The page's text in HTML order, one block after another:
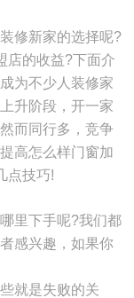
修新家的选择呢?
店的收益?下面介
为不少人装修家
升阶段，开一家
而同行多，竞争
高怎么样门窗加
点技巧!
里下手呢?我们都
感兴趣，如果你
就是失败的关